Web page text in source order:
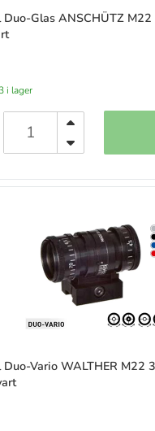
Duo-Glas ANSCHÜTZ
i lager
Duo-Vario WALTHER M22